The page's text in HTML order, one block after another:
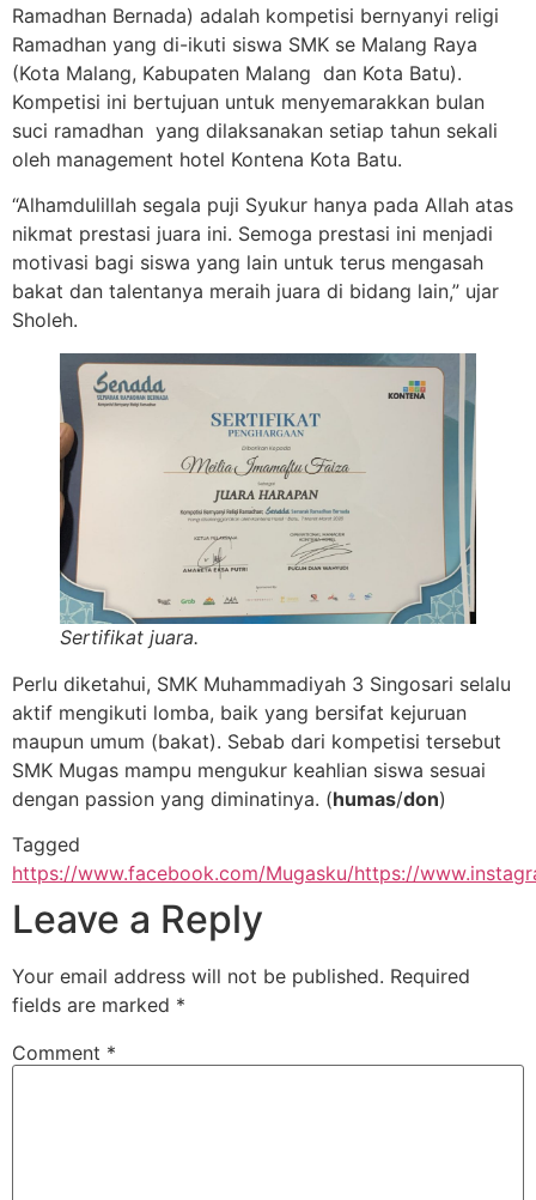
Ramadhan Bernada) adalah kompetisi bernyanyi religi
Ramadhan yang di-ikuti siswa SMK se Malang Raya
(Kota Malang, Kabupaten Malang dan Kota Batu).
Kompetisi ini bertujuan untuk menyemarakkan bulan
suci ramadhan yang dilaksanakan setiap tahun sekali
oleh management hotel Kontena Kota Batu.
“Alhamdulillah segala puji Syukur hanya pada Allah atas
nikmat prestasi juara ini. Semoga prestasi ini menjadi
motivasi bagi siswa yang lain untuk terus mengasah
bakat dan talentanya meraih juara di bidang lain,” ujar
Sholeh.
Sertifikat juara.
Perlu diketahui, SMK Muhammadiyah 3 Singosari selalu
aktif mengikuti lomba, baik yang bersifat kejuruan
maupun umum (bakat). Sebab dari kompetisi tersebut
SMK Mugas mampu mengukur keahlian siswa sesuai
dengan passion yang diminatinya. (humas/don)
Tagged
https://www.facebook.com/Mugasku/https://
Leave a Reply
Your email address will not be published. Required
fields are marked *
Comment *